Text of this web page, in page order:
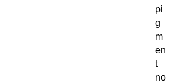
pi
g
m
en
t
no